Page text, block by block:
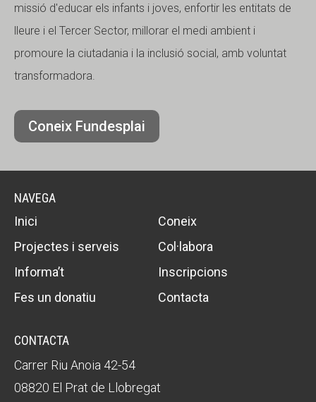
missió d'educar els infants i joves, enfortir les entitats de
lleure i el Tercer Sector, millorar el medi ambient i
promoure la ciutadania i la inclusió social, amb voluntat
transformadora.
Coneix Fundesplai
NAVEGA
Inici
Coneix
Projectes i serveis
Col·labora
Informa’t
Inscripcions
Fes un donatiu
Contacta
CONTACTA
Carrer Riu Anoia 42-54
08820 El Prat de Llobregat